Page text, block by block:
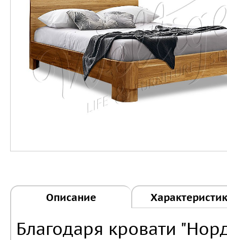
Описание
Благодаря кровати